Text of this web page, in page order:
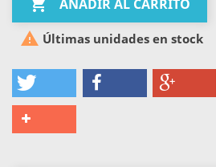
 AÑADIR AL CARRITO
 Últimas unidades en stock